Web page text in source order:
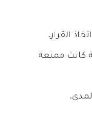
القرار.
كانت ممتعة